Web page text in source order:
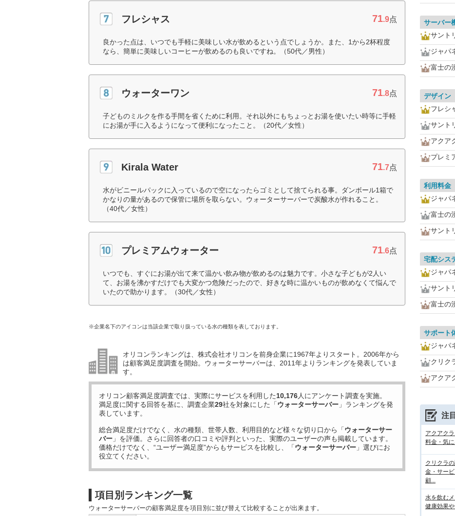
フレシャス 71.9点
良かった点は、いつでも手軽に美味しい水が飲めるという点でしょうか。また、1から2杯程度
なら、簡単に美味しいコーヒーが飲めるのも良いですね。（50代／男性）
ウォーターワン 71.8点
子どものミルクを作る手間を省くために利用。それ以外にもちょっとお湯を使いたい時等に手軽
にお湯が手に入るようになって便利になったこと。（20代／女性）
Kirala Water 71.7点
水がビニールパックに入っているので空になったらゴミとして捨てられる事。ダンボール1箱で
かなりの量があるので保管に場所を取らない。ウォーターサーバーで炭酸水が作れること。
（40代／女性）
プレミアムウォーター 71.6点
いつでも、すぐにお湯が出て来て温かい飲み物が飲めるのは魅力です。小さな子どもが2人い
て、お湯を沸かすだけでも大変かつ危険だったので、好きな時に温かいものが飲めなくて悩んで
いたので助かります。（30代／女性）
※企業名下のアイコンは当該企業で取り扱っている水の種類を表しております。
オリコンランキングは、株式会社オリコンを前身企業に1967年よりスタート。2006年から
は顧客満足度調査を開始。ウォーターサーバーは、2011年よりランキングを発表していま
す。
オリコン顧客満足度調査では、実際にサービスを利用した10,176人にアンケート調査を実施。
満足度に関する回答を基に、調査企業29社を対象にした「ウォーターサーバー 」ランキングを発
表しています。
総合満足度だけでなく、水の種類、世帯人数、利用目的など様々な切り口から「ウォーターサー
バー 」を評価。さらに回答者の口コミや評判といった、実際のユーザーの声も掲載しています。
価格だけでなく、“ユーザー満足度”からもサービスを比較し、「ウォーターサーバー 」選びにお
役立てください。
項目別ランキング一覧
ウォーターサーバーの顧客満足度を項目別に並び替えて比較することが出来ます。
サーバー
サント
ジャパ
富士の
デザイン
フレシ
サント
アクア
プレミ
利用料金
ジャパ
富士の
サント
宅配シス
ジャパ
サント
富士の
サポート
ジャパ
クリク
アクア
注
アクアク
料金・気
クリクラ
金・サー
顧...
水を飲む
健康効果